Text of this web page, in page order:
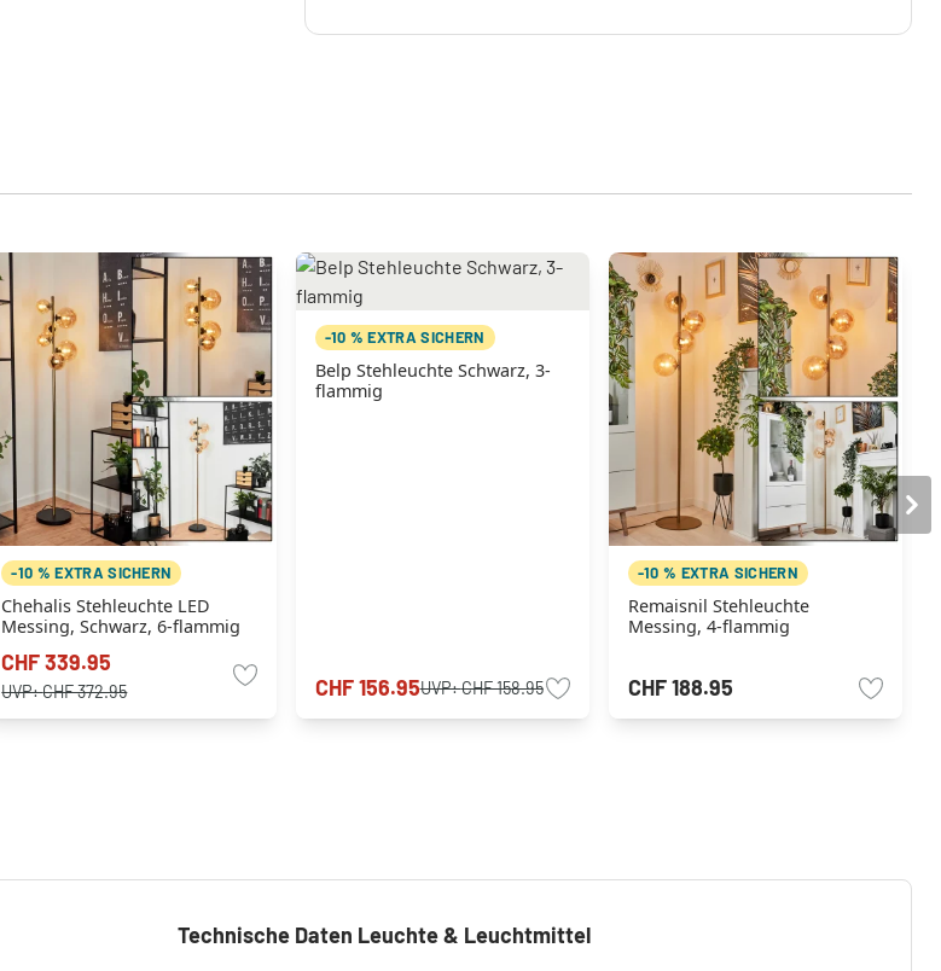
-10 % EXTRA SICHERN
Chehalis Stehleuchte LED
Messing, Schwarz, 6-flammig
CHF 339.95
UVP:CHF 372.95
-10 % EXTRA SICHERN
Belp Stehleuchte Schwarz, 3-
flammig
CHF 156.95UVP:CHF 158.95
-10 % EXTRA SICHERN
Remaisnil Stehleuchte
Messing, 4-flammig
CHF 188.95
Technische Daten Leuchte & Leuchtmittel